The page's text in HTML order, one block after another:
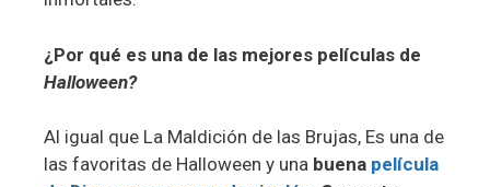
¿Por qué es una de las mejores películas de
Halloween?
Al igual que La Maldición de las Brujas, Es una de
las favoritas de Halloween y una buena película